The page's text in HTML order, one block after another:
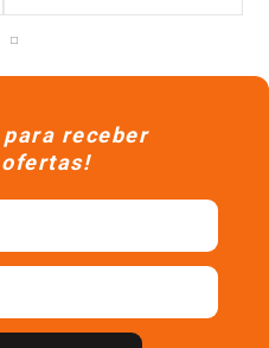
receber